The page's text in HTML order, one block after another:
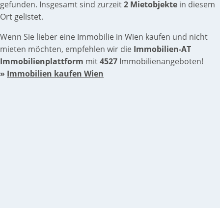
gefunden. Insgesamt sind zurzeit2 Mietobjekte in diesem
Ort gelistet.
Wenn Sie lieber eine Immobilie in Wien kaufen und nicht
mieten möchten, empfehlen wir die Immobilien-AT
Immobilienplattform mit4527 Immobilienangeboten!
» Immobilien kaufen Wien